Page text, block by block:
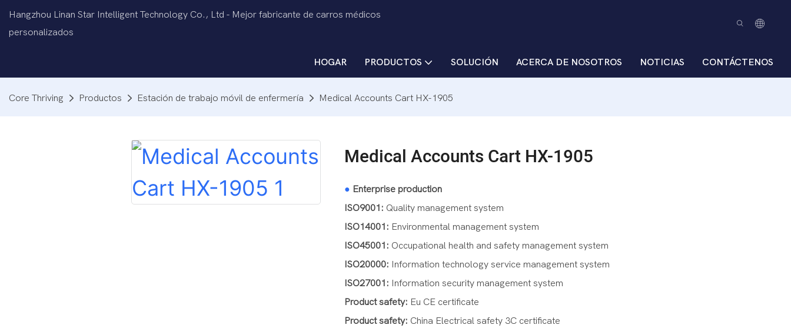
Hangzhou Linan Star Intelligent Technology Co., Ltd - Mejor fabricante de carros médicos
personalizados
HOGAR PRODUCTOS SOLUCIÓN ACERCA DE NOSOTROS NOTICIAS CONTÁCTENOS
Core Thriving Productos Estación de trabajo móvil de enfermería Medical Accounts Cart HX-1905
Medical Accounts Cart HX-1905
● Enterprise production
ISO9001: Quality management system
ISO14001: Environmental management system
ISO45001: Occupational health and safety management system
ISO20000:
Information technology service management system
ISO27001:
Information security management system
Product safety: Eu CE certificate
Product safety: China Electrical safety 3C certificate